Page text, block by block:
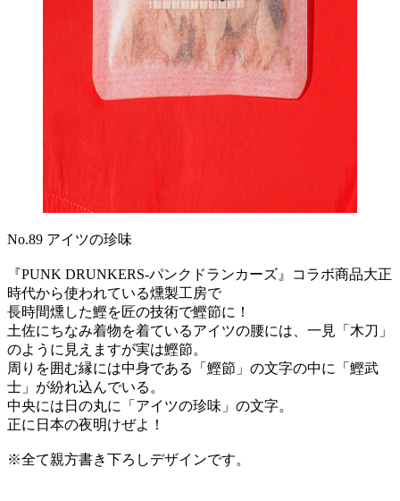
No.89 アイツの珍味
『PUNK DRUNKERS-パンクドランカーズ』コラボ商品大正
時代から使われている燻製工房で
長時間燻した鰹を匠の技術で鰹節に！
土佐にちなみ着物を着ているアイツの腰には、一見「木刀」
のように見えますが実は鰹節。
周りを囲む縁には中身である「鰹節」の文字の中に「鰹武
士」が紛れ込んでいる。
中央には日の丸に「アイツの珍味」の文字。
正に日本の夜明けぜよ！
※全て親方書き下ろしデザインです。